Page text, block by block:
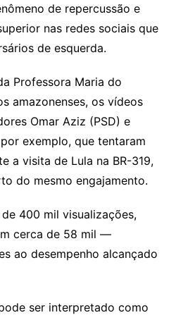
de repercussão e
nas redes sociais que
de esquerda.
Professora Maria do
amazonenses, os vídeos
Omar Aziz (PSD) e
exemplo, que tentaram
a visita de Lula na BR-319,
do mesmo engajamento.
400 mil visualizações,
cerca de 58 mil —
ao desempenho alcançado
ser interpretado como